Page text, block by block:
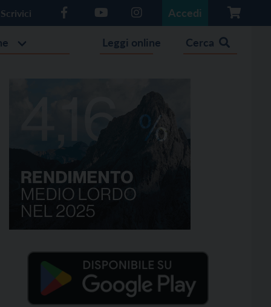
Scrivici Accedi
Leggi online Cerca